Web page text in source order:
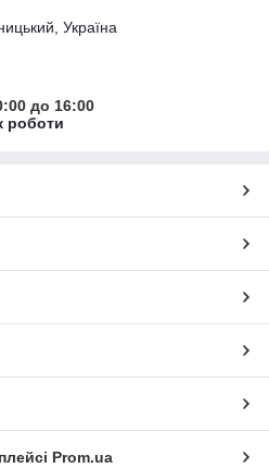
Україна
до 16:00
роботи
Prom.ua